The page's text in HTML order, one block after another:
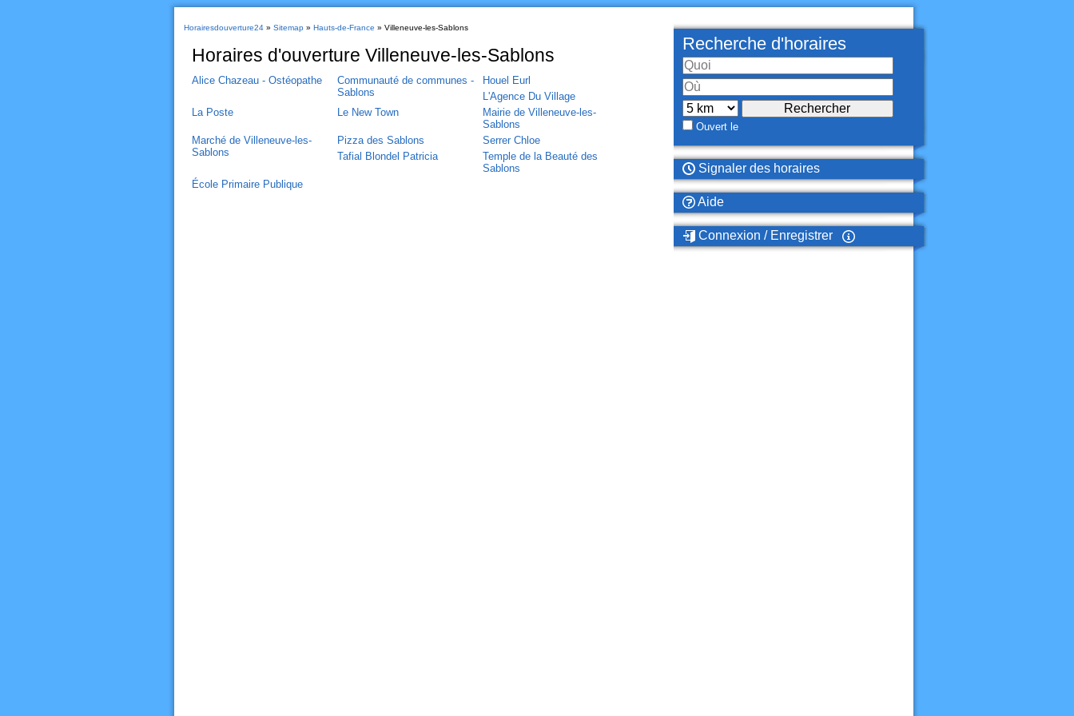
Horairesdouverture24» Sitemap» Hauts-de-France » Villeneuve-les-Sablons
Horaires d'ouverture Villeneuve-les-Sablons
Alice Chazeau - Ostéopathe
Communauté de communes -
Sablons
Houel Eurl
L'Agence Du Village
La Poste
Le New Town
Mairie de Villeneuve-les-
Sablons
Marché de Villeneuve-les-
Sablons
Pizza des Sablons
Serrer Chloe
Tafial Blondel Patricia
Temple de la Beauté des
Sablons
École Primaire Publique
Recherche d'horaires
Ouvert le
Signaler des horaires
Aide
Connexion / Enregistrer